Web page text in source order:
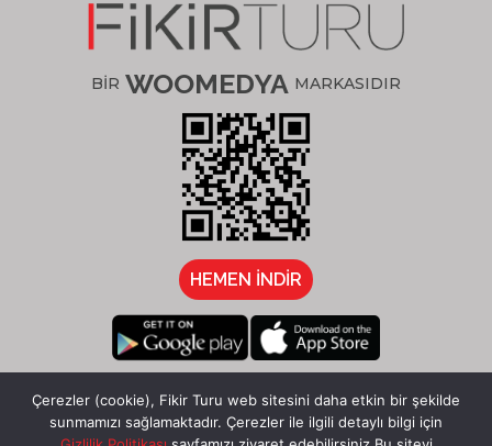
BİR WOOMEDYA MARKASIDIR
HEMEN İNDİR
Çerezler (cookie), Fikir Turu web sitesini daha etkin bir şekilde
sunmamızı sağlamaktadır. Çerezler ile ilgili detaylı bilgi için